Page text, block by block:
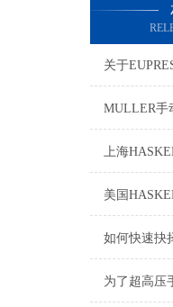
MULLER手
美国
如何快速抉